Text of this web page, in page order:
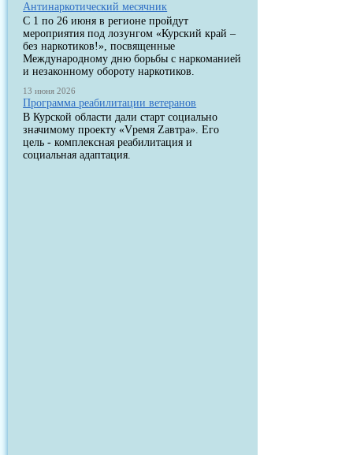
Антинаркотический месячник
С 1 по 26 июня в регионе пройдут
мероприятия под лозунгом «Курский край –
без наркотиков!», посвященные
Международному дню борьбы с наркоманией
и незаконному обороту наркотиков.
13 июня 2026
Программа реабилитации ветеранов
В Курской области дали старт социально
значимому проекту «Vремя Zавтра». Его
цель - комплексная реабилитация и
социальная адаптация.